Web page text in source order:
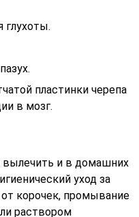
глухоты.
пластинки черепа
в мозг.
и в домашних
уход за
корочек, промывание
раствором